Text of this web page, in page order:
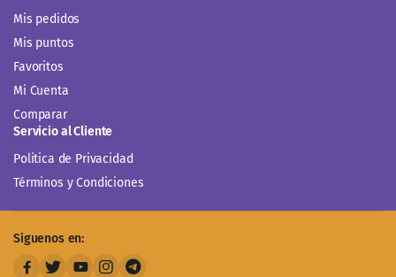
Mis pedidos
Mis puntos
Favoritos
Mi Cuenta
Comparar
Servicio al Cliente
Politica de Privacidad
Términos y Condiciones
Siguenos en: